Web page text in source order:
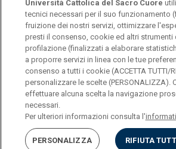
Università Cattolica del Sacro Cuore
tecnici necessari per il suo funzionamento
fruizione dei nostri servizi, ottimizzare
presti il consenso, cookie ed altri strumenti
profilazione (finalizzati a elaborare
a proporre servizi in linea con le tue
consenso a tutti i cookie (ACCETTA TUTTI/
personalizzare le scelte (PERSONALIZZA).
effettuare alcuna scelta la navigazione
necessari.
Per ulteriori informazioni consulta l'
RIFIUTA
PERSONALIZZA